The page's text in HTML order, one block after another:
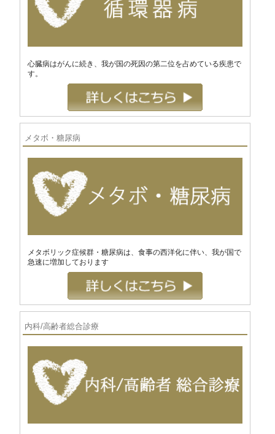
心臓病はがんに続き、我が国の死因の第二位を占めている疾患で
す。
メタボ・糖尿病
メタボリック症候群・糖尿病は、食事の西洋化に伴い、我が国で
急速に増加しております
内科/高齢者総合診療